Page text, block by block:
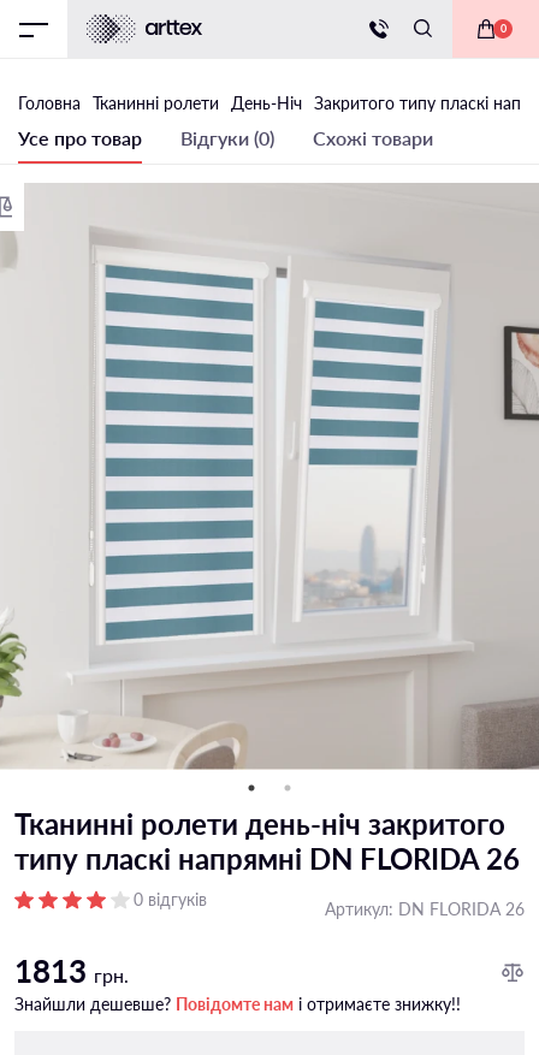
0
Головна Тканинні ролети День-Ніч Закритого типу пласкі
Усе про товар Відгуки (0) Схожі товари
Тканинні ролети день-ніч закритого
типу пласкі напрямні DN FLORIDA 26
0 відгуків Артикул: DN FLORIDA 26
1813 грн.
Знайшли дешевше? Повідомте нам і отримаєте знижку!!